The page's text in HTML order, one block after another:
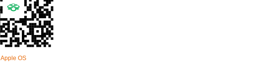
Apple OS